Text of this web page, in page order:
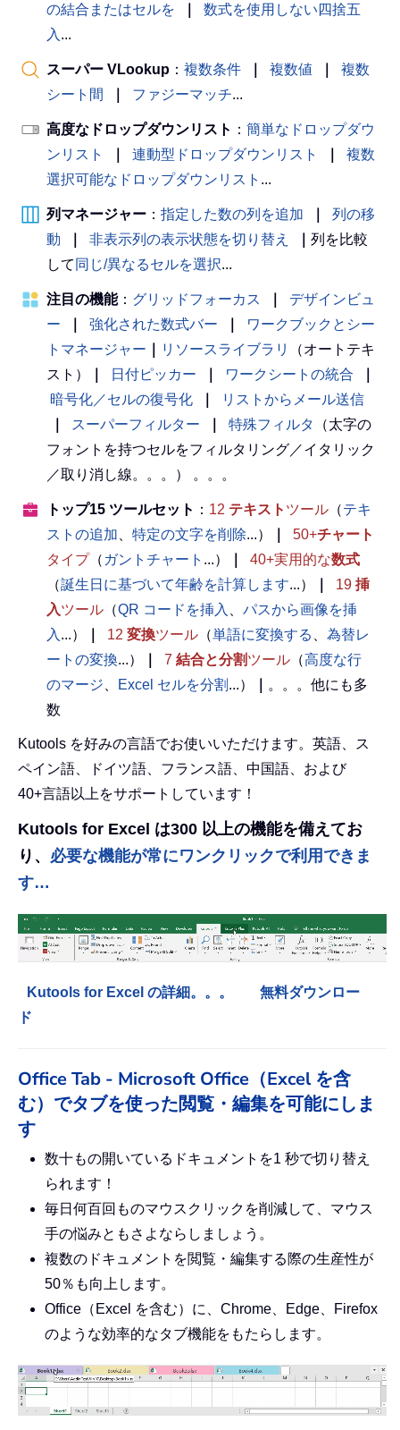
の結合またはセルを
数式を使用しない四捨五
入 ...
スーパー VLookup ： 複数条件 複数値
複数
シート間
ファジーマッチ...
高度なドロップダウンリスト ： 簡単なドロップダウ
ンリスト
連動型ドロップダウンリスト
複数
選択可能なドロップダウンリスト ...
列マネージャー ： 指定した数の列を追加
列の移
動
非表示列の表示状態を切り替え
列を比較
して 同じ/異なるセルを選択...
注目の機能： グリッドフォーカス
デザインビュ
ー
強化された数式バー
ワークブックとシー
トマネージャー
リソースライブラリ
（オートテキ
スト）
日付ピッカー ワークシートの統合
暗号化／セルの復号化
リストからメール送信
スーパーフィルター 特殊フィルタ
（太字の
フォントを持つセルをフィルタリング／イタリック
／取り消し線。。。） 。。。
トップ15 ツールセット ： 12 テキスト ツール （テキ
ストの追加
特定の文字を削除...） 50+チャート
タイプ（ ガントチャート ...） 40+実用的な数式
（誕生日に基づいて年齢を計算します...） 19 挿
入ツール （QR コードを挿入
パスから画像を挿
入 ...） 12 変換ツール （単語に変換する
為替レ
ートの変換...） 7 結合と分割ツール （高度な行
のマージ
Excel セルを分割 ...）
。。。他にも多
数
Kutools を好みの言語でお使いいただけます。英語、ス
ペイン語、ドイツ語、フランス語、中国語、および
40+言語以上をサポートしています！
Kutools for Excel は300 以上の機能を備えてお
り、 必要な機能が常にワンクリックで利用できま
す…
Kutools for Excel の詳細。。。
無料ダウンロー
ド
Office Tab - Microsoft Office（Excel を含
む）でタブを使った閲覧・編集を可能にしま
す
数十もの開いているドキュメントを1 秒で切り替え
られます！
毎日何百回ものマウスクリックを削減して、マウス
手の悩みともさよならしましょう。
複数のドキュメントを閲覧・編集する際の生産性が
50％も向上します。
Office（Excel を含む）に、Chrome、Edge、Firefox
のような効率的なタブ機能をもたらします。